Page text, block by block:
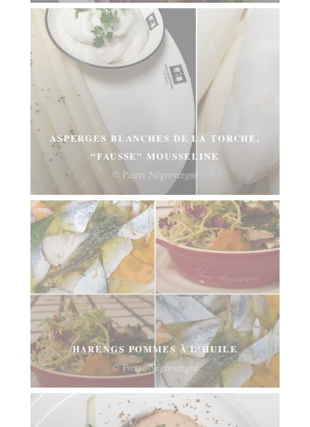
ASPERGES BLANCHES DE LA TORCHE,
“FAUSSE” MOUSSELINE
© Pierre Négrevergne
HARENGS POMMES À L'HUILE
© Pierre Négrevergne